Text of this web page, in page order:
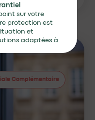
Complémentaire
sur votre
protection est
et
adaptées à